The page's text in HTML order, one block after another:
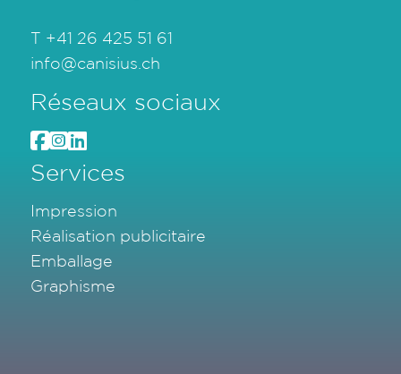
T +41 26 425 51 61
info@canisius.ch
Réseaux sociaux
Services
Impression
Réalisation publicitaire
Emballage
Graphisme